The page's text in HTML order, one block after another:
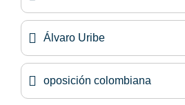
Álvaro Uribe
oposición colombiana